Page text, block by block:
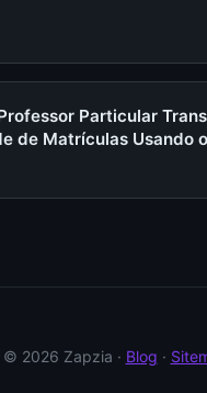
Particular
de Matrículas Usando
© 2026 Zapzia · Blog ·